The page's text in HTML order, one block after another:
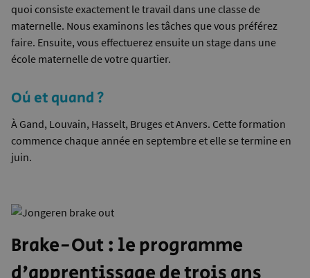
quoi consiste exactement le travail dans une classe de
maternelle. Nous examinons les tâches que vous préférez
faire. Ensuite, vous effectuerez ensuite un stage dans une
école maternelle de votre quartier.
Où et quand ?
À Gand, Louvain, Hasselt, Bruges et Anvers. Cette formation
commence chaque année en septembre et elle se termine en
juin.
Brake-Out : le programme